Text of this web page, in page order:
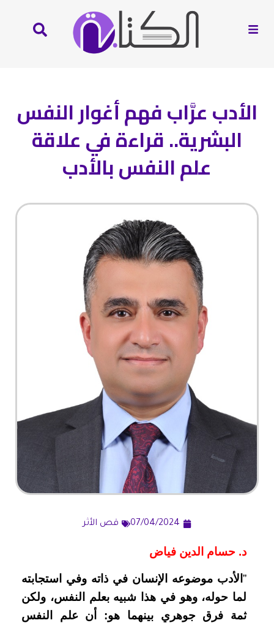
الأدب عرَّاب فهم أغوار النفس
البشرية.. قراءة في علاقة
علم النفس بالأدب
07/04/2024 قص الأثر
د. حسام الدين فياض
” الأدب موضوعه الإنسان في ذاته وفي استجابته
لما حوله، وهو في هذا شبيه بعلم النفس، ولكن
ثمة فرق جوهري بينهما هو: أن علم النفس